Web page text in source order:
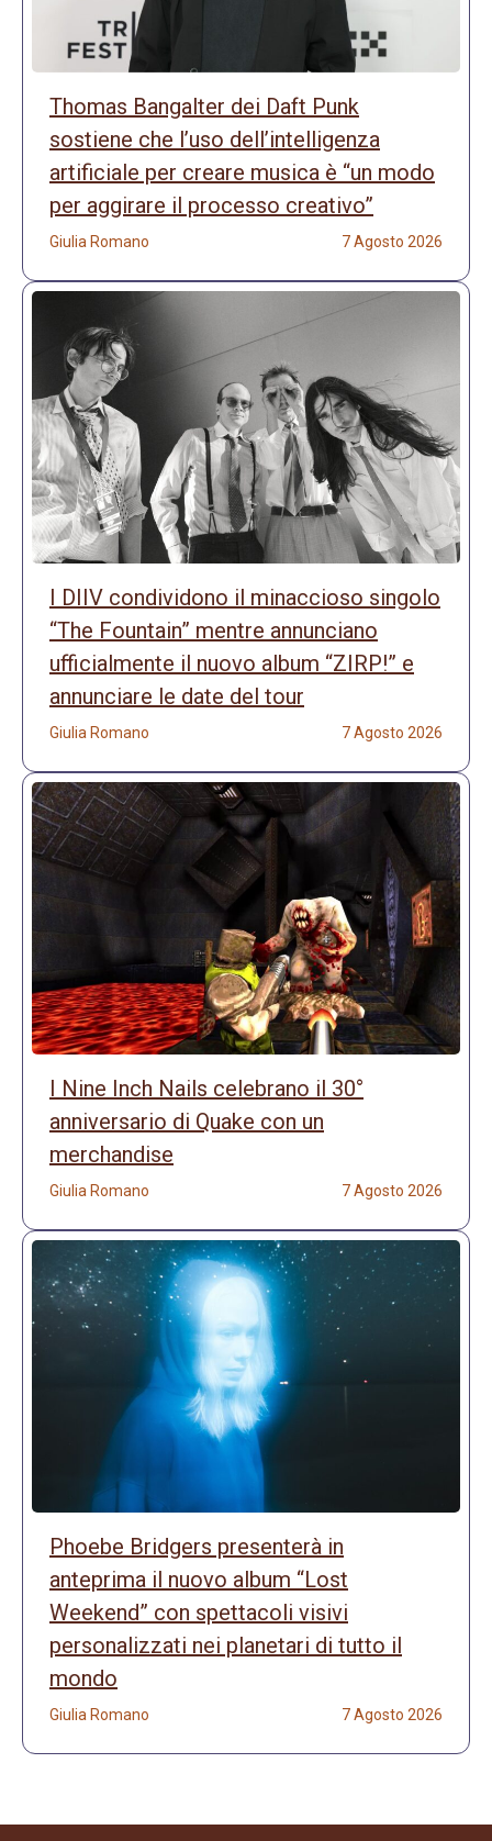
Thomas Bangalter dei Daft Punk
sostiene che l’uso dell’intelligenza
artificiale per creare musica è “un modo
per aggirare il processo creativo”
Giulia Romano 7 Agosto 2026
I DIIV condividono il minaccioso singolo
“The Fountain” mentre annunciano
ufficialmente il nuovo album “ZIRP!” e
annunciare le date del tour
Giulia Romano 7 Agosto 2026
I Nine Inch Nails celebrano il 30°
anniversario di Quake con un
merchandise
Giulia Romano 7 Agosto 2026
Phoebe Bridgers presenterà in
anteprima il nuovo album “Lost
Weekend” con spettacoli visivi
personalizzati nei planetari di tutto il
mondo
Giulia Romano 7 Agosto 2026